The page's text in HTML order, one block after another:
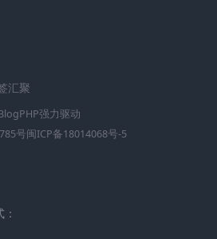
汇聚
强力驱动
号闽ICP备18014068号-5